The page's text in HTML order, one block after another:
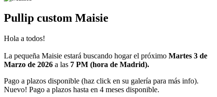
Pullip custom Maisie
Hola a todos!
La pequeña Maisie estará buscando hogar el próximo Martes 3 de
Marzo de 2026 a las 7 PM (hora de Madrid).
Pago a plazos disponible (haz click en su galería para más info).
Nuevo! Pago a plazos hasta en 4 meses disponible.